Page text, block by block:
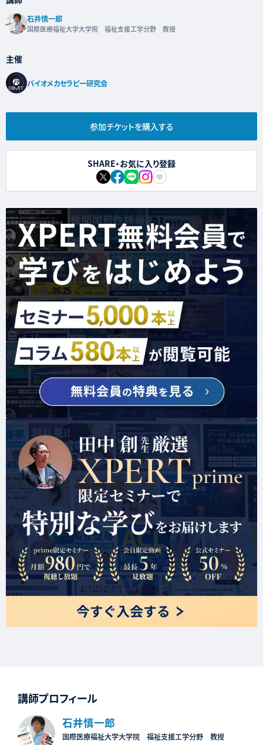
石井慎一郎
国際医療福祉大学大学院 福祉支援工学分野 教授
主催
バイオメカセラピー研究会
参加チケットを購入する
SHARE・お気に入り登録
講師プロフィール
石井慎一郎
国際医療福祉大学大学院 福祉支援工学分野 教授